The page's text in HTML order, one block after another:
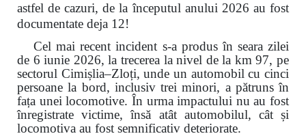
astfel de cazuri, de la începutul anului 2026 au fost
documentate deja 12!
Cel mai recent incident s-a produs în seara zilei
de 6 iunie 2026, la trecerea la nivel de la km 97, pe
sectorul Cimișlia–Zloți, unde un automobil cu cinci
persoane la bord, inclusiv trei minori, a pătruns în
fața unei locomotive. În urma impactului nu au fost
înregistrate victime, însă atât automobilul, cât și
locomotiva au fost semnificativ deteriorate.